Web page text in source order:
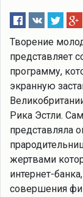
Творение
представляет
программу,
экранную
Рика Эстли.
представляла
жертвами
интернет-
совершения